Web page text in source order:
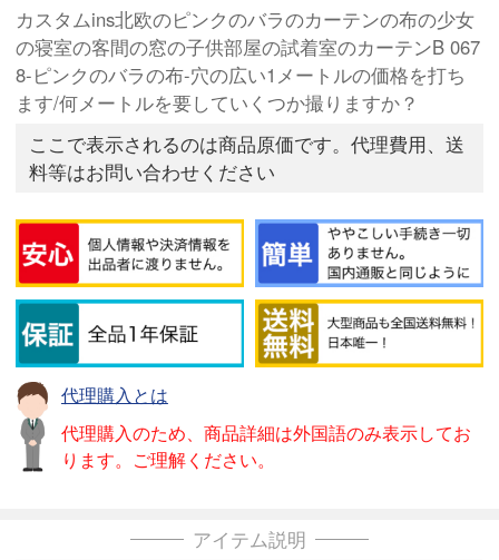
カスタムins北欧のピンクのバラのカーテンの布の少女
の寝室の客間の窓の子供部屋の試着室のカーテンB 067
8-ピンクのバラの布-穴の広い1メートルの価格を打ち
ます/何メートルを要していくつか撮りますか？
ここで表示されるのは商品原価です。代理費用、送
料等はお問い合わせください
代理購入とは
代理購入のため、商品詳細は外国語のみ表示してお
ります。ご理解ください。
アイテム説明